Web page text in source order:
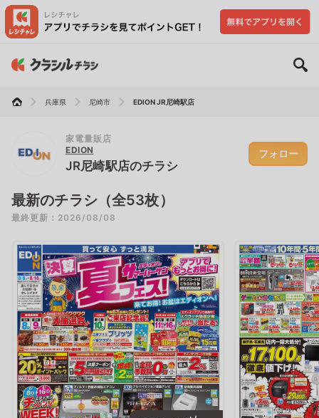
兵庫県 尼崎市 EDION JR尼崎駅店
家電量販店
EDION
JR尼崎駅店のチラシ
フォロー
最新のチラシ（全53枚）
最終更新：2026/08/08